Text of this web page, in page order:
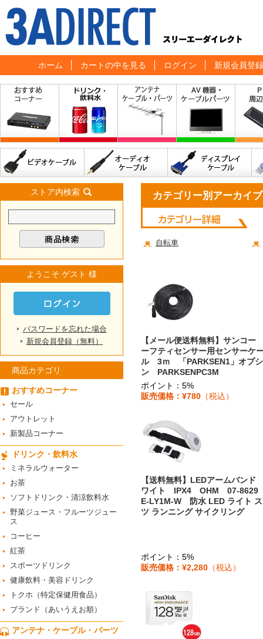
ホーム カートの中を見る ログイン 新規会員登録
カテゴリー別アーカイ
自転車
【メール便送料無料】サンコ
ーフティセンサー用センサーケ
ル 3ｍ 「PARKSEN1」オプ
ン PARKSENPC3M
ポイント：5%
販売価格：¥780 （税込）
【送料無料】LEDアームバン
ワイト IPX4 OHM 07-8629
E-LY1M-W 防水 LED ライト
ツ ランニング サイクリング
ポイント：5%
販売価格：¥2,280 （税込）
ストア内検索
ようこそ ゲスト 様
パスワードを忘れた場合
新規会員登録（無料）
商品カテゴリ
おすすめコーナー
セール
アウトレット
新製品コーナー
ドリンク・飲料水
ミネラルウォーター
お茶
ソフトドリンク・清涼飲料水
野菜ジュース・フルーツジュー
ス
コーヒー
紅茶
スポーツドリンク
健康飲料・美容ドリンク
トクホ（特定保健用食品）
ブランド（あいうえお順）
アンテナ・ケーブル・パーツ